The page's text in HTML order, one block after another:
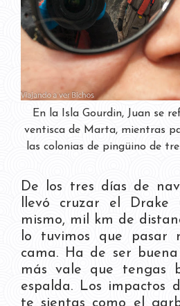
En la Isla Gourdin, Juan se
ventisca de Marta, mientras
las colonias de pingüino de
De los tres días de
llevó cruzar el
mismo, mil km de
lo tuvimos que pasar
cama. Ha de ser
más vale que tengas
espalda. Los impactos